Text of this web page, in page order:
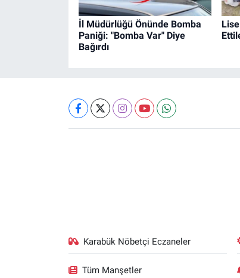
İl Müdürlüğü Önünde Bomba
Paniği: "Bomba Var" Diye
Bağırdı
Karabük Nöbetçi Eczaneler
Tüm Manşetler